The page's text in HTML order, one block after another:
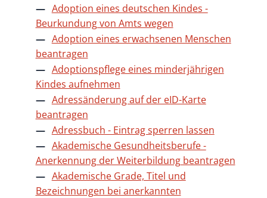
Adoption eines deutschen Kindes -
Beurkundung von Amts wegen
Adoption eines erwachsenen Menschen
beantragen
Adoptionspflege eines minderjährigen
Kindes aufnehmen
Adressänderung auf der eID-Karte
beantragen
Adressbuch - Eintrag sperren lassen
Akademische Gesundheitsberufe -
Anerkennung der Weiterbildung beantragen
Akademische Grade, Titel und
Bezeichnungen bei anerkannten